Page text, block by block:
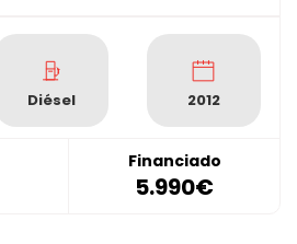
Diésel 2012
Financiado
5.990€